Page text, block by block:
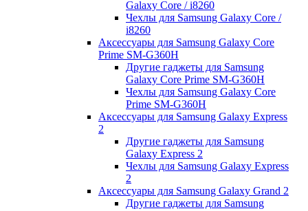
Galaxy Core / i8260
Чехлы для Samsung Galaxy Core /
i8260
Аксессуары для Samsung Galaxy Core
Prime SM-G360H
Другие гаджеты для Samsung
Galaxy Core Prime SM-G360H
Чехлы для Samsung Galaxy Core
Prime SM-G360H
Аксессуары для Samsung Galaxy Express
2
Другие гаджеты для Samsung
Galaxy Express 2
Чехлы для Samsung Galaxy Express
2
Аксессуары для Samsung Galaxy Grand 2
Другие гаджеты для Samsung